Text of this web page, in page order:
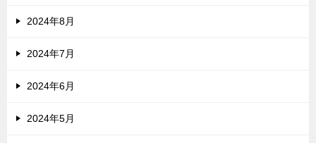
2024年8月
2024年7月
2024年6月
2024年5月